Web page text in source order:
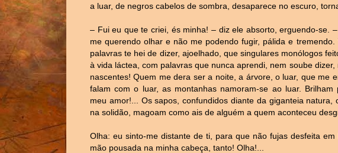
a luar, de negros cabelos de sombra, desaparece no escuro,
– Fui eu que te criei, és minha! – diz ele absorto, erguendo-se.
me querendo olhar e não me podendo fugir, pálida e
palavras te hei de dizer, ajoelhado, que singulares monólogos
à vida láctea, com palavras que nunca aprendi, nem soube
nascentes! Quem me dera ser a noite, a árvore, o luar, que me
falam com o luar, as montanhas namoram-se ao luar. Brilham
meu amor!... Os sapos, confundidos diante da giganteia natura,
na solidão, magoam como ais de alguém a quem aconteceu
Olha: eu sinto-me distante de ti, para que não fujas desfeita
mão pousada na minha cabeça, tanto! Olha!...